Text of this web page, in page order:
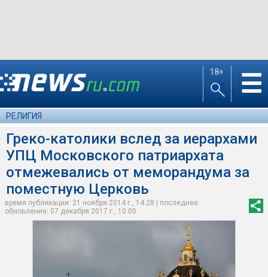
18+ ☰
РЕЛИГИЯ
Греко-католики вслед за иерархами
УПЦ Московского патриархата
отмежевались от меморандума за
поместную Церковь
время публикации: 21 ноября 2014 г., 14:28 | последнее
обновление: 07 декабря 2017 г., 10:05